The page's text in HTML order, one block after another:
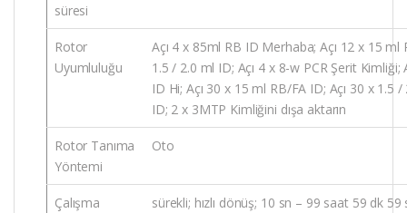
süresi
Rotor
Uyumluluğu
Açı 4 x 85ml RB ID Merhaba; Açı 12 x 15
1.5 / 2.0 ml ID; Açı 4 x 8-w PCR Şerit
ID Hi; Açı 30 x 15 ml RB/FA ID; Açı 30 x
ID; 2 x 3MTP Kimliğini dışa aktarın
Rotor Tanıma
Yöntemi
Oto
Çalışma
sürekli; hızlı dönüş; 10 sn – 99 saat 59 dk 59